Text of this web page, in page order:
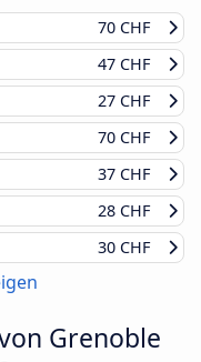
70 CHF
47 CHF
27 CHF
70 CHF
37 CHF
28 CHF
30 CHF
Grenoble